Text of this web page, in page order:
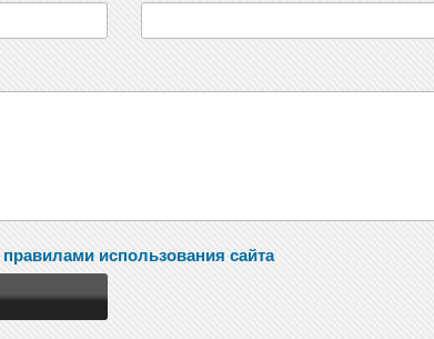
правилами использования сайта